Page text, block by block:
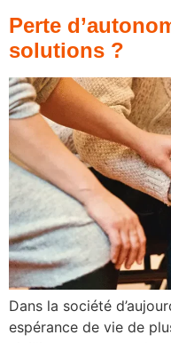
Perte
solutions ?
Dans la société
espérance de vie de